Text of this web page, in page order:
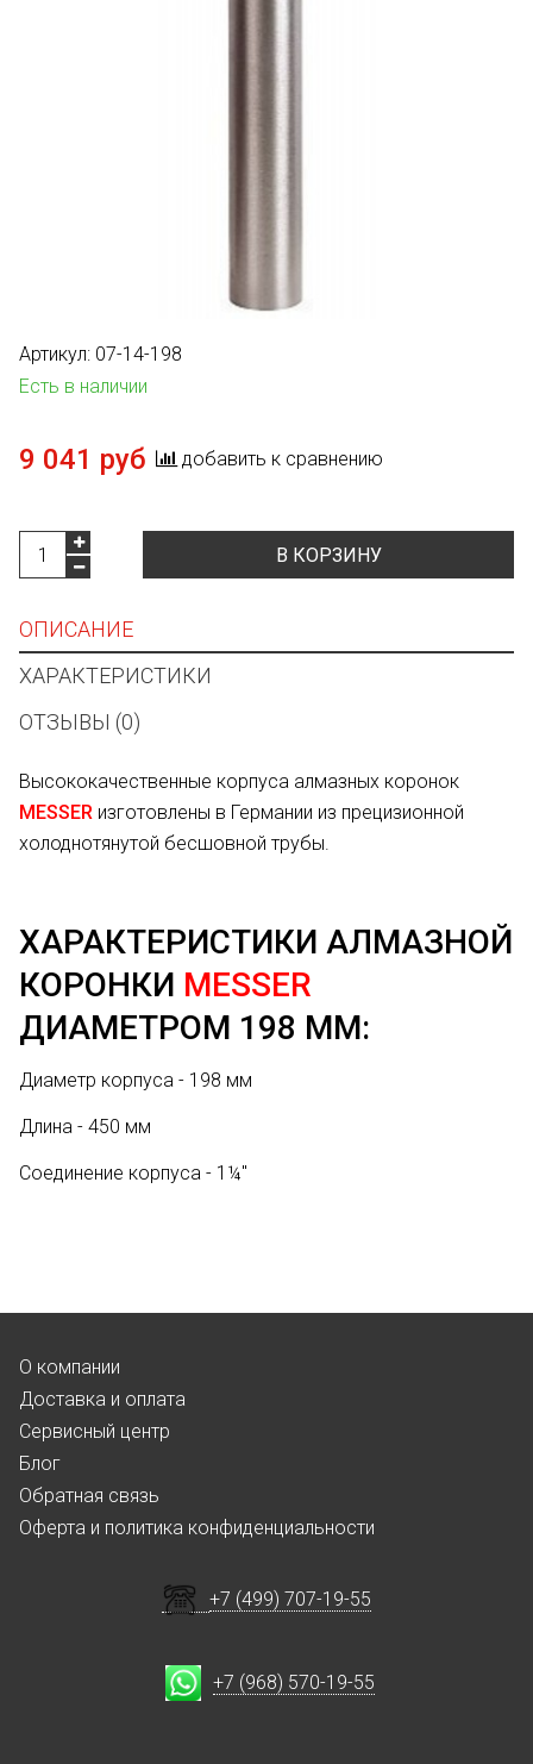
Артикул: 07-14-198
Есть в наличии
9 041 руб добавить к сравнению
В КОРЗИНУ
ОПИСАНИЕ
ХАРАКТЕРИСТИКИ
ОТЗЫВЫ (0)
Высококачественные корпуса алмазных коронок
MESSER изготовлены в Германии из прецизионной
холоднотянутой бесшовной трубы.
ХАРАКТЕРИСТИКИ АЛМАЗНОЙ
КОРОНКИ MESSER
ДИАМЕТРОМ 198 ММ:
Диаметр корпуса - 198 мм
Длина - 450 мм
Соединение корпуса - 1¼"
О компании
Доставка и оплата
Сервисный центр
Блог
Обратная связь
Оферта и политика конфиденциальности
+7 (499) 707-19-55
+7 (968) 570-19-55